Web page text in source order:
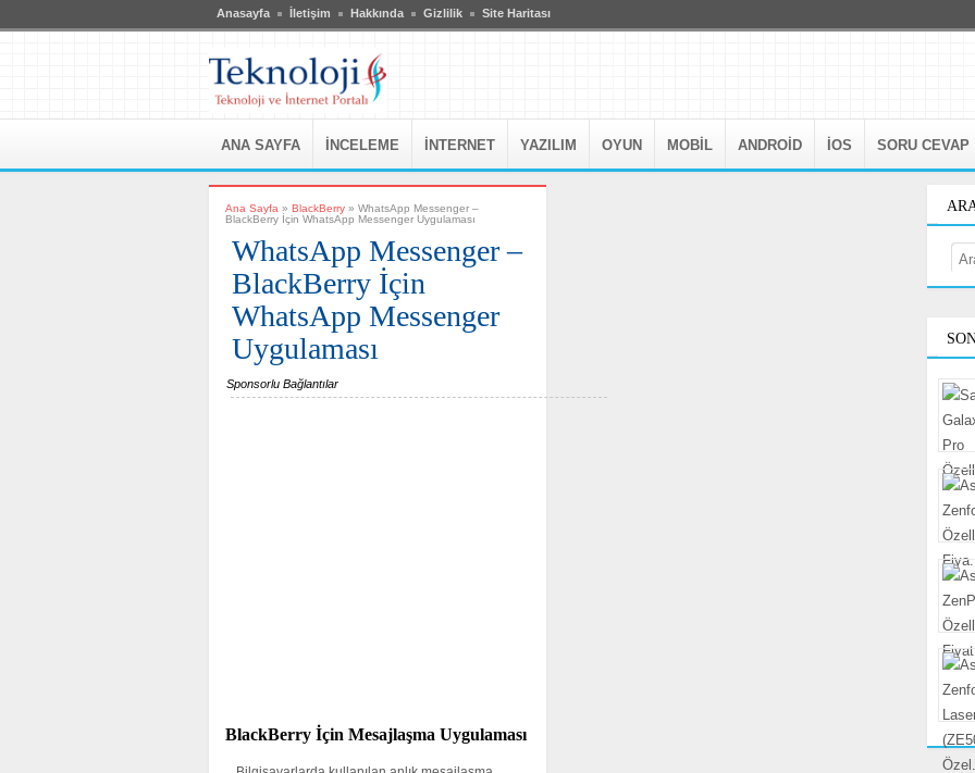
Anasayfa İletişim Hakkında Gizlilik Site Haritası
ANA SAYFA İNCELEME İNTERNET YAZILIM OYUN MOBIL ANDROID IOS SORU CEVAP
Ana Sayfa » BlackBerry » WhatsApp Messenger –
BlackBerry İçin WhatsApp Messenger Uygulaması
WhatsApp Messenger –
BlackBerry İçin
WhatsApp Messenger
Uygulaması
Sponsorlu Bağlantılar
BlackBerry İçin Mesajlaşma Uygulaması
Theme at http://www.teknoloji6.com/wp-content/themes/breakingnews_two_column/js/galleria.classic.js could not load, check